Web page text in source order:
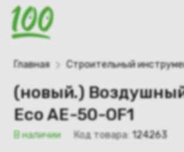
Главная Строительный
(новый.)
Eco AE-50-OF1
В наличии Код товара: 124263